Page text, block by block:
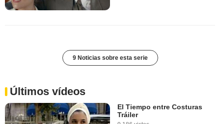
9 Noticias sobre esta serie
Últimos vídeos
El Tiempo entre Costuras
Tráiler